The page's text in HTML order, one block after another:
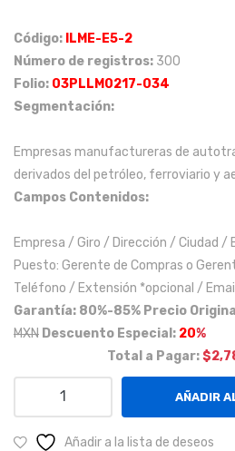
Código: ILME-E5-2
Número de registros: 300
Folio: 03PLLM0217-034
Segmentación:
Empresas manufactureras de
derivados del petróleo, ferroviario y
Campos Contenidos:
Empresa / Giro / Dirección / Ciudad
Puesto: Gerente de Compras o
Teléfono / Extensión *opcional /
Garantía: 80%-85% Precio
MXN Descuento Especial: 20%
Total a Pagar:
Empresas
manufactureras
de
AÑADIR
Añadir a la lista de deseos